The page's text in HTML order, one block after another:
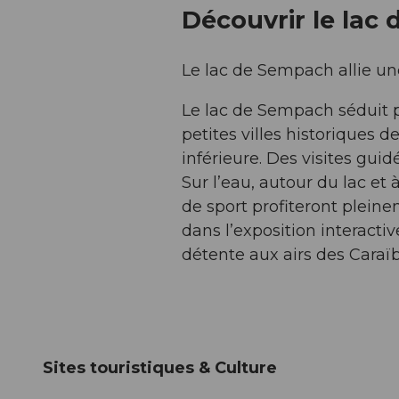
Découvrir le lac
Le lac de Sempach allie
Le lac de Sempach
petites villes historiques
inférieure. Des visites
Sur l’eau, autour du lac
de sport profiteront
dans l’exposition
détente aux airs des
Sites touristiques & Culture